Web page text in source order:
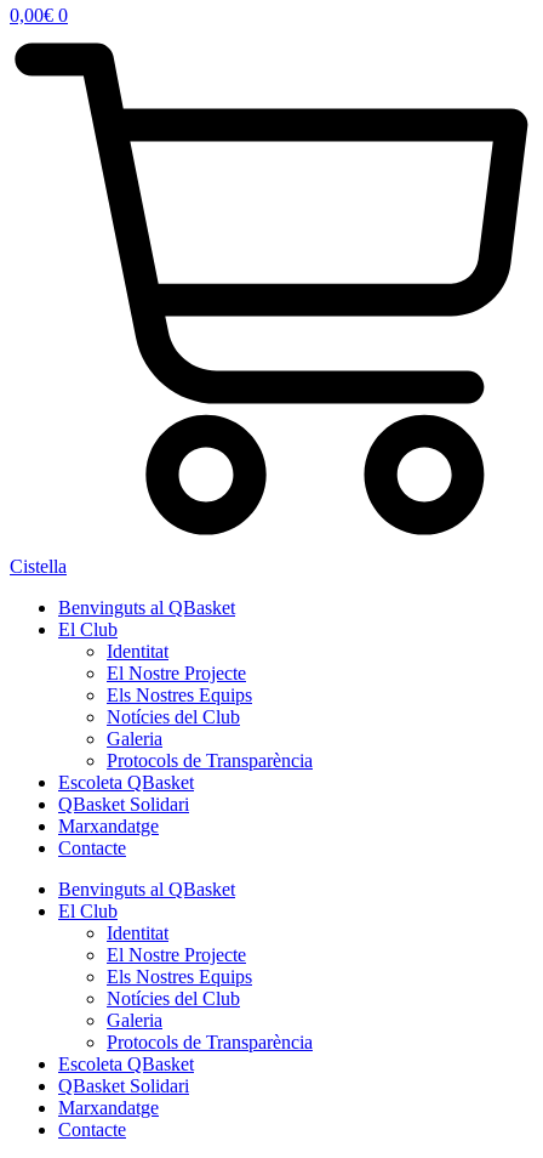
0,00€ 0
Cistella
Benvinguts al QBasket
El Club
Identitat
El Nostre Projecte
Els Nostres Equips
Notícies del Club
Galeria
Protocols de Transparència
Escoleta QBasket
QBasket Solidari
Marxandatge
Contacte
Benvinguts al QBasket
El Club
Identitat
El Nostre Projecte
Els Nostres Equips
Notícies del Club
Galeria
Protocols de Transparència
Escoleta QBasket
QBasket Solidari
Marxandatge
Contacte